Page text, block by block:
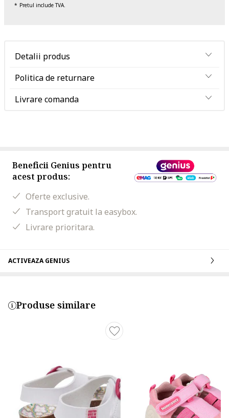
Pretul include TVA.
Detalii produs
Politica de returnare
Livrare comanda
Beneficii Genius pentru
acest produs:
Oferte exclusive.
Transport gratuit la easybox.
Livrare prioritara.
ACTIVEAZA GENIUS
Produse similare